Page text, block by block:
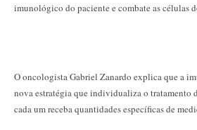
imunológico do paciente e combate as células
O oncologista Gabriel Zanardo explica que a
nova estratégia que individualiza o tratamento
cada um receba quantidades específicas de